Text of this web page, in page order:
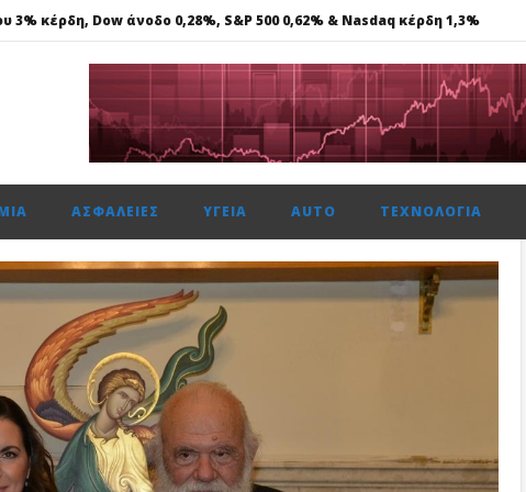
3% κέρδη, Dow άνοδο 0,28%, S&P 500 0,62% & Nasdaq κέρδη 1,3%
με 11 πολλαπλές διακρίσεις, στα Loyalty Awards 2026
3% κέρδη, Dow άνοδο 0,28%, S&P 500 0,62% & Nasdaq κέρδη 1,3%
ΑΣΦΆΛΕΙΕΣ ΥΓΕΊΑ AUTO ΤΕΧΝΟΛΟΓΊΑ